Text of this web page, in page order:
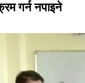
गर्न नपाइने